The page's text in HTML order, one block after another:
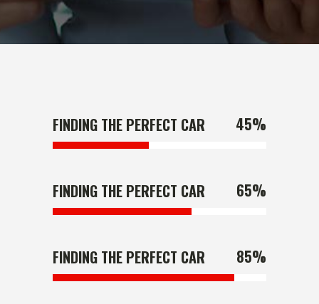
FINDING THE PERFECT CAR 45%
FINDING THE PERFECT CAR 65%
FINDING THE PERFECT CAR 85%